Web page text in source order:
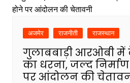
अजमेर राजनीती राजस्थान
गुलाबबाड़ी आरओबी में
का धरना, जल्द
पर आंदोलन की